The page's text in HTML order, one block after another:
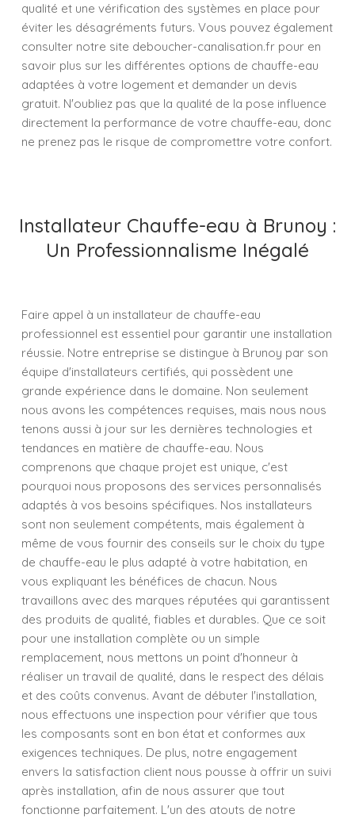
qualité et une vérification des systèmes en place pour
éviter les désagréments futurs. Vous pouvez également
consulter notre site deboucher-canalisation.fr pour en
savoir plus sur les différentes options de chauffe-eau
adaptées à votre logement et demander un devis
gratuit. N'oubliez pas que la qualité de la pose influence
directement la performance de votre chauffe-eau, donc
ne prenez pas le risque de compromettre votre confort.
Installateur Chauffe-eau à Brunoy :
Un Professionnalisme Inégalé
Faire appel à un installateur de chauffe-eau
professionnel est essentiel pour garantir une installation
réussie. Notre entreprise se distingue à Brunoy par son
équipe d'installateurs certifiés, qui possèdent une
grande expérience dans le domaine. Non seulement
nous avons les compétences requises, mais nous nous
tenons aussi à jour sur les dernières technologies et
tendances en matière de chauffe-eau. Nous
comprenons que chaque projet est unique, c'est
pourquoi nous proposons des services personnalisés
adaptés à vos besoins spécifiques. Nos installateurs
sont non seulement compétents, mais également à
même de vous fournir des conseils sur le choix du type
de chauffe-eau le plus adapté à votre habitation, en
vous expliquant les bénéfices de chacun. Nous
travaillons avec des marques réputées qui garantissent
des produits de qualité, fiables et durables. Que ce soit
pour une installation complète ou un simple
remplacement, nous mettons un point d'honneur à
réaliser un travail de qualité, dans le respect des délais
et des coûts convenus. Avant de débuter l'installation,
nous effectuons une inspection pour vérifier que tous
les composants sont en bon état et conformes aux
exigences techniques. De plus, notre engagement
envers la satisfaction client nous pousse à offrir un suivi
après installation, afin de nous assurer que tout
fonctionne parfaitement. L'un des atouts de notre